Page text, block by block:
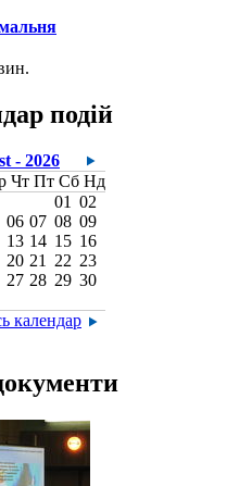
подій
- 2026
Чт Пт Сб Нд
01 02
06 07 08 09
13 14 15 16
20 21 22 23
27 28 29 30
календар